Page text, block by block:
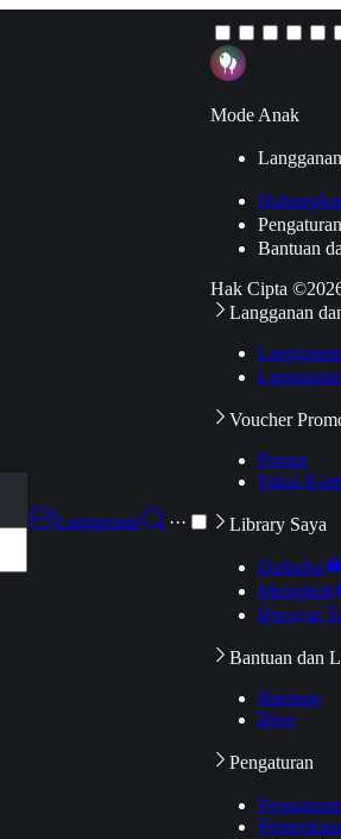
Langganan
···
Mode Anak
Pengaturan
Bantuan
Hak Cipta
Langganan
Voucher
Promo
Pakai
Library Saya
Daftarku
Mengikuti
Riwayat
Bantuan dan
Bantuan
Blog
Pengaturan